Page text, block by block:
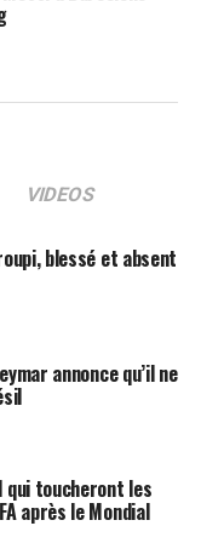
de Miami Javier
chaîne suivre le
VIDEOS
blessé et absent
annonce qu’il ne
qui toucheront les
après le Mondial